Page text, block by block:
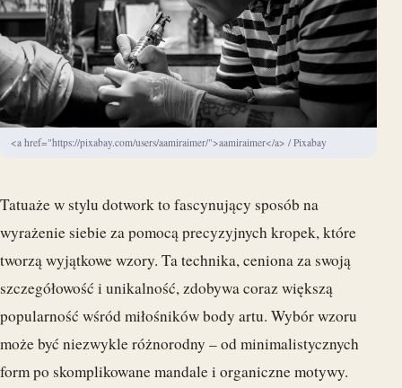
<a href="https://pixabay.com/users/aamiraimer/">aamiraimer</a> / Pixabay
Tatuaże w stylu dotwork to fascynujący sposób na
wyrażenie siebie za pomocą precyzyjnych kropek, które
tworzą wyjątkowe wzory. Ta technika, ceniona za swoją
szczegółowość i unikalność, zdobywa coraz większą
popularność wśród miłośników body artu. Wybór wzoru
może być niezwykle różnorodny – od minimalistycznych
form po skomplikowane mandale i organiczne motywy.